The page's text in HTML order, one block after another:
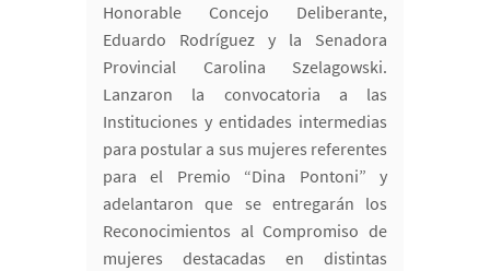
Honorable Concejo Deliberante,
Eduardo Rodríguez y la Senadora
Provincial Carolina Szelagowski.
Lanzaron la convocatoria a las
Instituciones y entidades intermedias
para postular a sus mujeres referentes
para el Premio “Dina Pontoni” y
adelantaron que se entregarán los
Reconocimientos al Compromiso de
mujeres destacadas en distintas